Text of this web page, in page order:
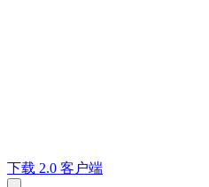
下载 2.0 客户端